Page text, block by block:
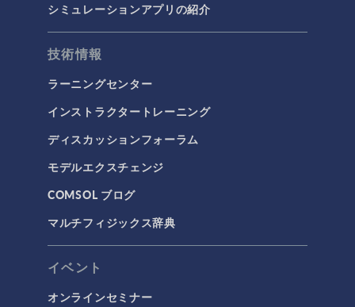
シミュレーションアプリの紹介
技術情報
ラーニングセンター
インストラクタートレーニング
ディスカッションフォーラム
モデルエクスチェンジ
COMSOL ブログ
マルチフィジックス辞典
イベント
オンラインセミナー